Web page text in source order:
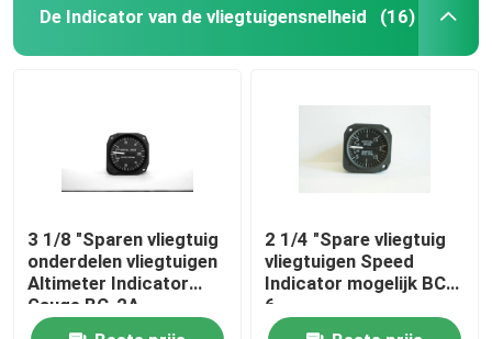
De Indicator van de vliegtuigensnelheid (16)
3 1/8 "Sparen vliegtuig
onderdelen vliegtuigen
Altimeter Indicator
Gauge BC-2A
2 1/4 "Spare vliegtuig
vliegtuigen Speed
Indicator mogelijk BC-
6